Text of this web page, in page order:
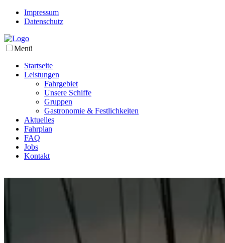
Impressum
Datenschutz
Menü
Startseite
Leistungen
Fahrgebiet
Unsere Schiffe
Gruppen
Gastronomie & Festlichkeiten
Aktuelles
Fahrplan
FAQ
Jobs
Kontakt